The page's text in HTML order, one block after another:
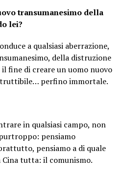
transumanesimo della
lei?
a qualsiasi aberrazione,
della distruzione
fine di creare un uomo nuovo
perfino immortale.
in qualsiasi campo, non
pensiamo
pensiamo a di quale
tutta: il comunismo.